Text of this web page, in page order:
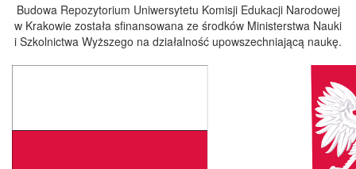
Budowa Repozytorium Uniwersytetu Komisji Edukacji Narodowej
w Krakowie została sfinansowana ze środków Ministerstwa Nauki
i Szkolnictwa Wyższego na działalność upowszechniającą naukę.